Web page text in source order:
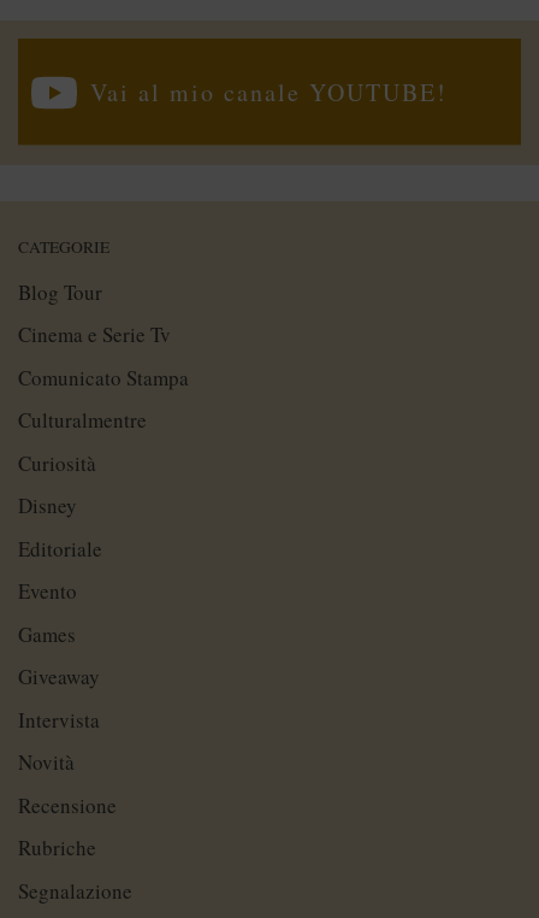
Vai al mio canale YOUTUBE!
CATEGORIE
Blog Tour
Cinema e Serie Tv
Comunicato Stampa
Culturalmentre
Curiosità
Disney
Editoriale
Evento
Games
Giveaway
Intervista
Novità
Recensione
Rubriche
Segnalazione